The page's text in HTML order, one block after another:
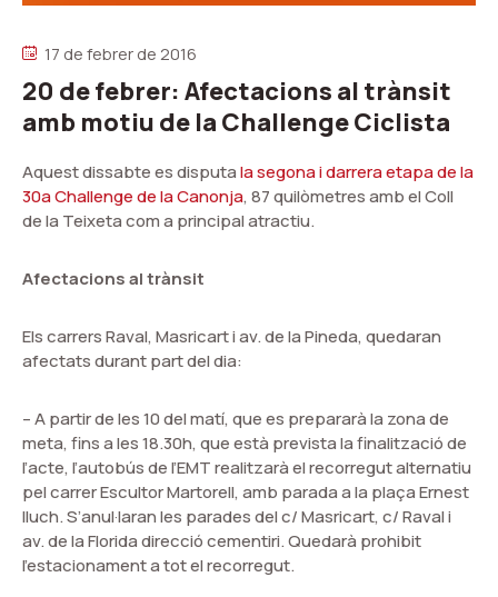
17 de febrer de 2016
20 de febrer: Afectacions al trànsit
amb motiu de la Challenge Ciclista
Aquest dissabte es disputala segona i darrera etapa de la
30a Challenge de la Canonja, 87 quilòmetres amb el Coll
de la Teixeta com a principal atractiu.
Afectacions al trànsit
Els carrers Raval, Masricart i av. de la Pineda, quedaran
afectats durant part del dia:
– A partir de les 10 del matí, que es prepararà la zona de
meta, fins a les 18.30h, que està prevista la finalització de
l’acte, l’autobús de l’EMT realitzarà el recorregut alternatiu
pel carrer Escultor Martorell, amb parada a la plaça Ernest
lluch. S’anul·laran les parades del c/ Masricart, c/ Raval i
av. de la Florida direcció cementiri. Quedarà prohibit
l’estacionament a tot el recorregut.